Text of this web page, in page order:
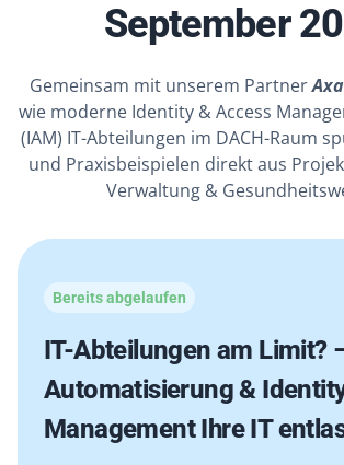
September
Gemeinsam mit unserem Partner
wie moderne Identity & Access
(IAM) IT-Abteilungen im DACH-Raum
und Praxisbeispielen direkt aus
Verwaltung &
Bereits abgelaufen
IT-Abteilungen am Limit?
Automatisierung &
Management Ihre IT